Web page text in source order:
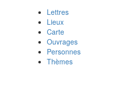
Lettres
Lieux
Carte
Ouvrages
Personnes
Thèmes